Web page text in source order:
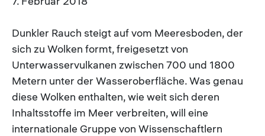
Dunkler Rauch steigt auf vom Meeresboden, der
sich zu Wolken formt, freigesetzt von
Unterwasservulkanen zwischen 700 und 1800
Metern unter der Wasseroberfläche. Was genau
diese Wolken enthalten, wie weit sich deren
Inhaltsstoffe im Meer verbreiten, will eine
internationale Gruppe von Wissenschaftlern